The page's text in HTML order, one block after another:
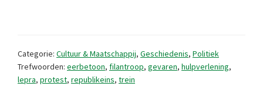
trein?
Categorie: Cultuur & Maatschappij, Geschiedenis, Politiek
Trefwoorden: eerbetoon, filantroop, gevaren, hulpverlening,
lepra, protest, republikeins, trein